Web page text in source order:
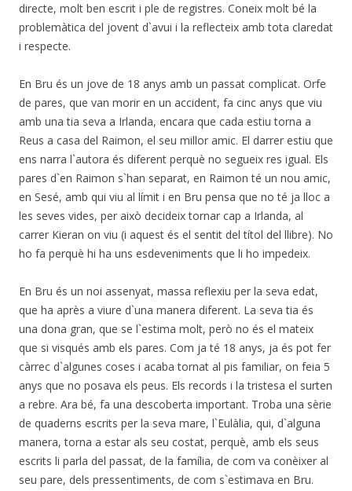
directe, molt ben escrit i ple de registres. Coneix molt bé la
problemàtica del jovent d`avui i la reflecteix amb tota claredat
i respecte.
En Bru és un jove de 18 anys amb un passat complicat. Orfe
de pares, que van morir en un accident, fa cinc anys que viu
amb una tia seva a Irlanda, encara que cada estiu torna a
Reus a casa del Raimon, el seu millor amic. El darrer estiu que
ens narra l`autora és diferent perquè no segueix res igual. Els
pares d`en Raimon s`han separat, en Raimon té un nou amic,
en Sesé, amb qui viu al límit i en Bru pensa que no té ja lloc a
les seves vides, per això decideix tornar cap a Irlanda, al
carrer Kieran on viu (i aquest és el sentit del títol del llibre). No
ho fa perquè hi ha uns esdeveniments que li ho impedeix.
En Bru és un noi assenyat, massa reflexiu per la seva edat,
que ha après a viure d`una manera diferent. La seva tia és
una dona gran, que se l`estima molt, però no és el mateix
que si visqués amb els pares. Com ja té 18 anys, ja és pot fer
càrrec d`algunes coses i acaba tornat al pis familiar, on feia 5
anys que no posava els peus. Els records i la tristesa el surten
a rebre. Ara bé, fa una descoberta important. Troba una sèrie
de quaderns escrits per la seva mare, l`Eulàlia, qui, d`alguna
manera, torna a estar als seu costat, perquè, amb els seus
escrits li parla del passat, de la família, de com va conèixer al
seu pare, dels pressentiments, de com s`estimava en Bru.